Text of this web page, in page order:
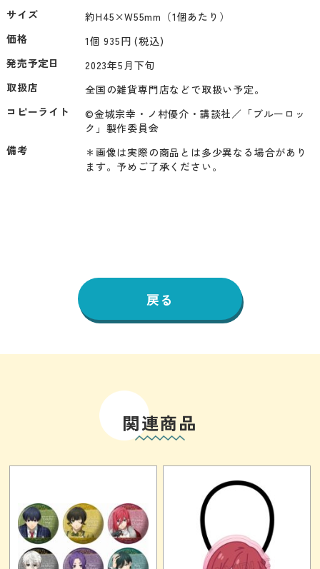
サイズ
約H45×W55mm（1個あたり）
価格
1個 935円 (税込)
発売予定日
2023年5月下旬
取扱店
全国の雑貨専門店などで取扱い予定。
コピーライト
©金城宗幸・ノ村優介・講談社／「ブルーロッ
ク」製作委員会
備考
＊画像は実際の商品とは多少異なる場合があり
ます。予めご了承ください。
戻る
関連商品